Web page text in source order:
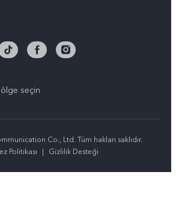
seçin
Co., Ltd. Tüm hakları saklıdır.
Politikası | Gizlilik Desteği